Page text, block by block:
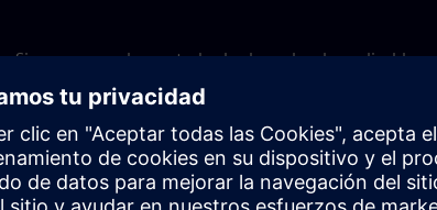
cumple con todas las leyes locales aplicables
Género.